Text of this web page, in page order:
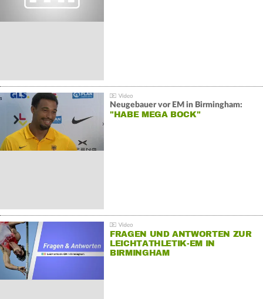
Neugebauer vor EM in Birmingham:
"HABE MEGA BOCK"
FRAGEN UND ANTWORTEN ZUR
LEICHTATHLETIK-EM IN
BIRMINGHAM